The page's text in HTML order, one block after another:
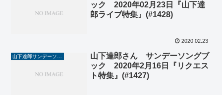
ック 2020年02月23日『山下達
郎ライブ特集』(#1428)
2020.02.23
山下達郎さん サンデーソングブ
ック 2020年2月16日『リクエス
ト特集』(#1427)